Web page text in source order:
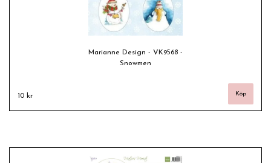
Marianne Design - VK9568 -
Snowmen
10 kr